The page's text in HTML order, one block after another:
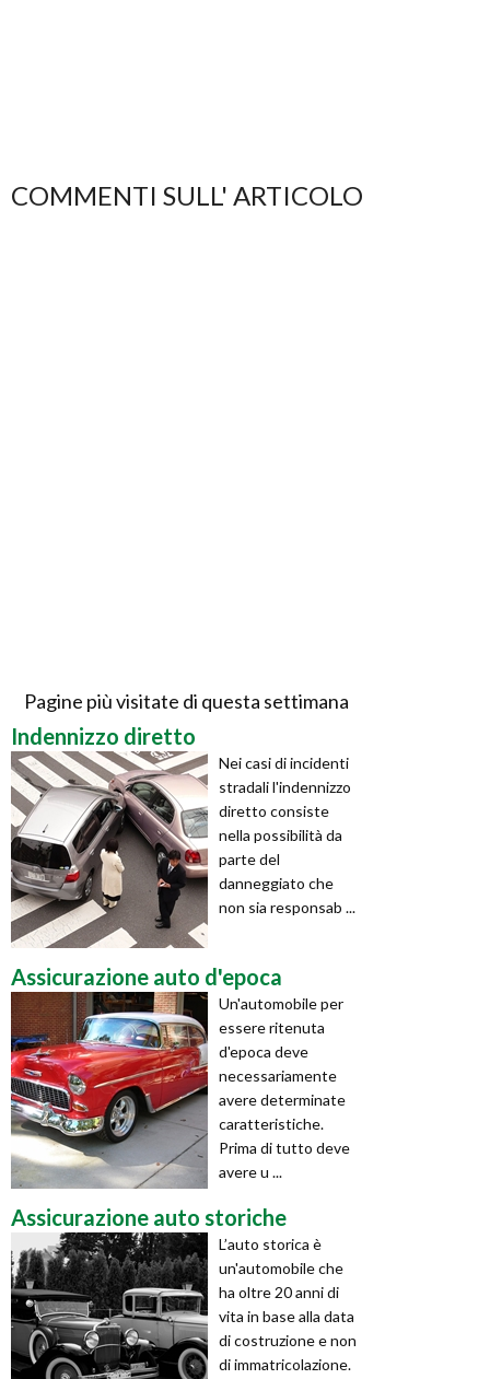
COMMENTI SULL' ARTICOLO
Pagine più visitate di questa settimana
Indennizzo diretto
Nei casi di incidenti
stradali l'indennizzo
diretto consiste
nella possibilità da
parte del
danneggiato che
non sia responsab ...
Assicurazione auto d'epoca
Un'automobile per
essere ritenuta
d'epoca deve
necessariamente
avere determinate
caratteristiche.
Prima di tutto deve
avere u ...
Assicurazione auto storiche
L’auto storica è
un'automobile che
ha oltre 20 anni di
vita in base alla data
di costruzione e non
di immatricolazione.